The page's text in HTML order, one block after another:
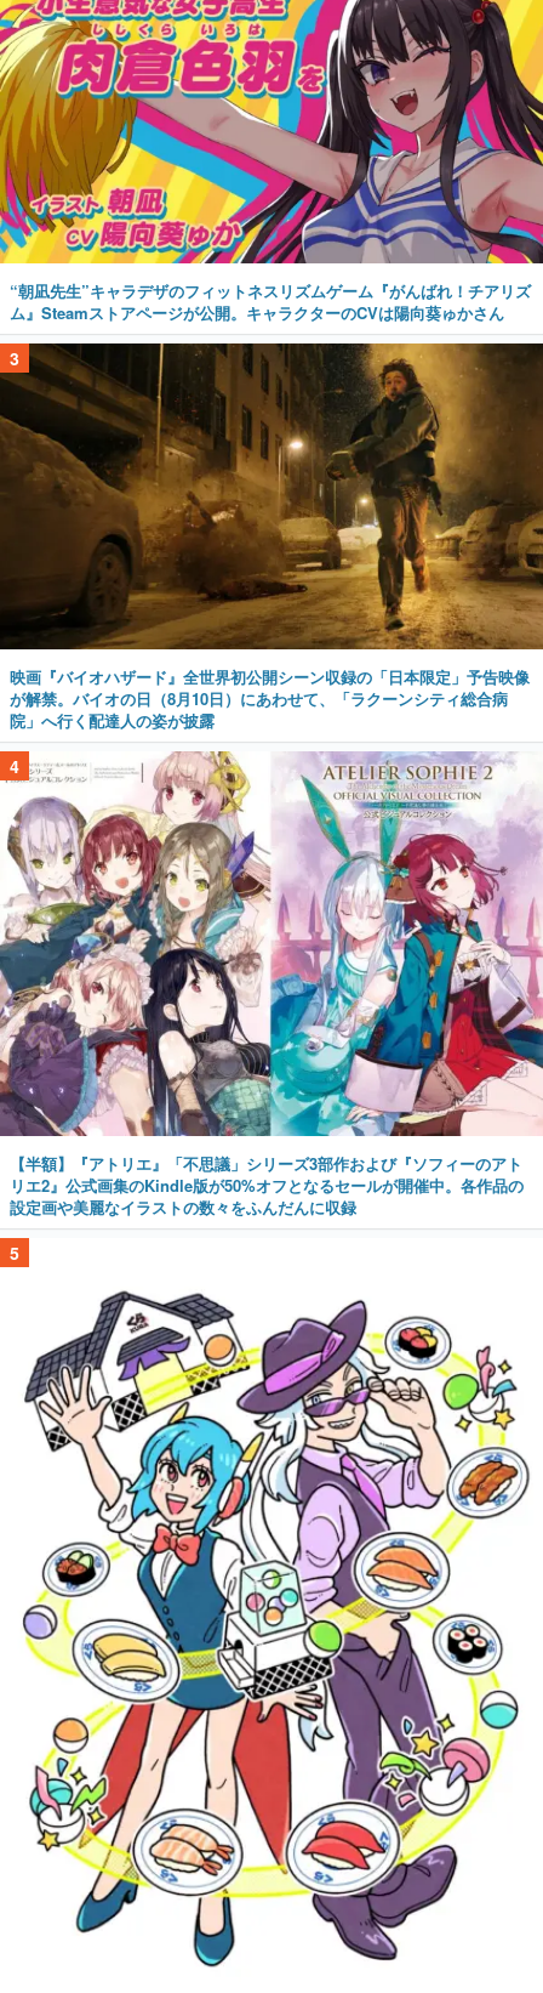
“朝凪先生”キャラデザのフィットネスリズムゲーム『がんばれ！チアリズ
ム』Steamストアページが公開。キャラクターのCVは陽向葵ゅかさん
3
映画『バイオハザード』全世界初公開シーン収録の「日本限定」予告映像
が解禁。バイオの日（8月10日）にあわせて、「ラクーンシティ総合病
院」へ行く配達人の姿が披露
4
【半額】『アトリエ』「不思議」シリーズ3部作および『ソフィーのアト
リエ2』公式画集のKindle版が50%オフとなるセールが開催中。各作品の
設定画や美麗なイラストの数々をふんだんに収録
5